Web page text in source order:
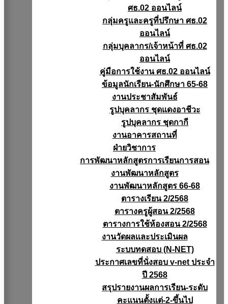
ศธ.02 ออนไลน์
กลุ่มครูและครูที่ปรึกษา ศธ.02
ออนไลน์
กลุ่มบุคลากร/เจ้าหน้าที่ ศธ.02
ออนไลน์
คู่มือการใช้งาน ศธ.02 ออนไลน์
ข้อมูลนักเรียน-นักศึกษา 65-68
งานประชาสัมพันธ์
รูปบุคลากร ชุดแดงอาชีวะ
รูปบุคลากร ชุดกากี
งานอาคารสถานที่
ฝ่ายวิชาการ
การพัฒนาหลักสูตรการเรียนการสอน
งานพัฒนาหลักสูตร
งานพัฒนาหลักสูตร 66-68
ตารางเรียน 2/2568
ตารางครูผู้สอน 2/2568
ตารางการใช้ห้องสอน 2/2568
งานวัดผลเเละประเมินผล
ระบบทดสอบ (N-NET)
ประกาศเลขที่นั่งสอบ v-net ประจำ
ปี 2568
สรุปรายงานผลการเรียน-ระดับ
คะแนนตั้งแต่-2-ขึ้นไป